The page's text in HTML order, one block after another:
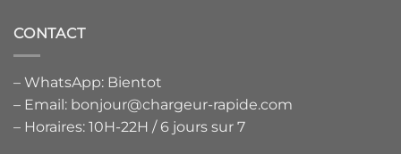
CONTACT
– WhatsApp: Bientot
– Email: bonjour@chargeur-rapide.com
– Horaires: 10H-22H / 6 jours sur 7